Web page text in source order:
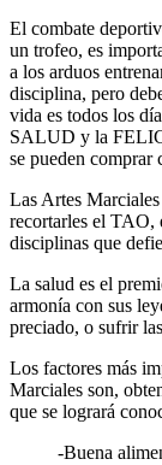
El combate
un trofeo, es
a los arduos
disciplina, pero
vida es todos los
SALUD y la
se pueden comprar
Las Artes
recortarles el TAO,
disciplinas que
La salud es el
armonía con sus
preciado, o sufrir
Los factores más
Marciales son,
que se logrará
-Buena